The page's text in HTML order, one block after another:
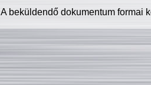
A beküldendő dokumentum formai